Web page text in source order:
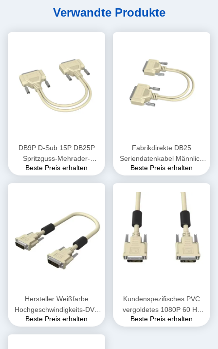
Verwandte Produkte
DB9P D-Sub 15P DB25P
Spritzguss-Mehrader-
Twisted-Pair-geschirmtes-
Beste Preis erhalten
Fabrikdirekte DB25
Seriendatenkabel Männlich
zu Männlich Computerdraht
Parallelport Druck Desktop
Beste Preis erhalten
Hersteller Weißfarbe
Hochgeschwindigkeits-DVI-
DVI-Monitorkabel 1080P 3D
Beste Preis erhalten
Kundenspezifisches PVC
vergoldetes 1080P 60 Hz
Dual-Link-DVI-zu-DVI-Kabel
Beste Preis erhalten